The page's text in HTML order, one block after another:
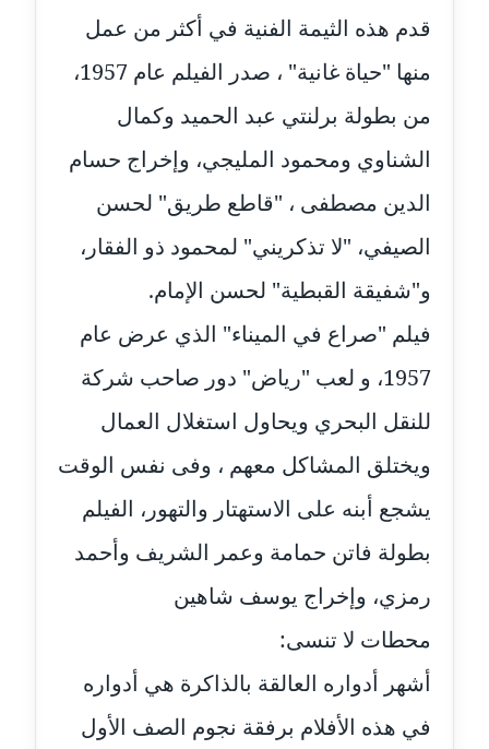
عاملة
مدونة سعاد سيد
عاملة
مدونة سعيد زعلوك
معلق
مدونة سلوى بدران
عاملة
مدونة سلوي جلال
مدونة سلوى محمود
عاملة
مدونة سماح حامد
عاملة
عاملة
مدونة سمير حماد
عاملة
مدونة سهام كمال
قدم هذه الثيمة الفنية في أكثر من عمل
منها "حياة غانية" ، صدر الفيلم عام 1957،
من بطولة برلنتي عبد الحميد وكمال
الشناوي ومحمود المليجي، وإخراج حسام
الدين مصطفى ، "قاطع طريق" لحسن
الصيفي، "لا تذكريني" لمحمود ذو الفقار،
و"شفيقة القبطية" لحسن الإمام.
فيلم "صراع في الميناء" الذي عرض عام
1957، و لعب "رياض" دور صاحب شركة
للنقل البحري ويحاول استغلال العمال
ويختلق المشاكل معهم ، وفى نفس الوقت
يشجع أبنه على الاستهتار والتهور، الفيلم
بطولة فاتن حمامة وعمر الشريف وأحمد
رمزي، وإخراج يوسف شاهين
محطات لا تنسى:
أشهر أدواره العالقة بالذاكرة هي أدواره
في هذه الأفلام برفقة نجوم الصف الأول